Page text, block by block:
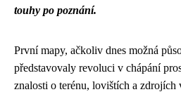
touhy po poznání.
První mapy, ačkoliv dnes možná
představovaly revoluci v chápání
znalosti o terénu, lovištích a zdrojích